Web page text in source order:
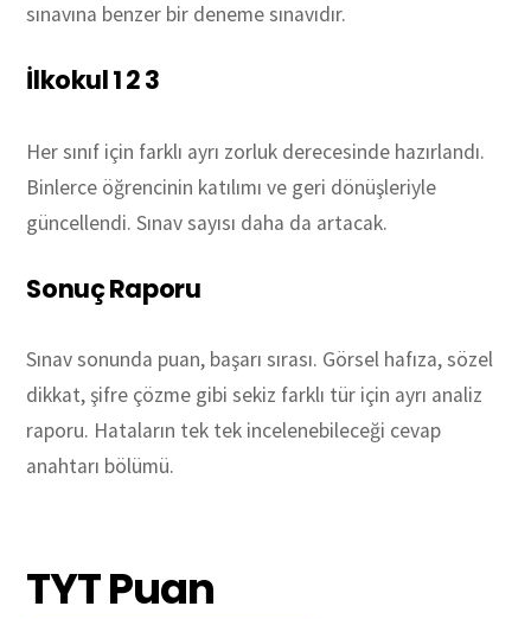
sınavına benzer bir deneme sınavıdır.
İlkokul 1 2 3
Her sınıf için farklı ayrı zorluk derecesinde hazırlandı.
Binlerce öğrencinin katılımı ve geri dönüşleriyle
güncellendi. Sınav sayısı daha da artacak.
Sonuç Raporu
Sınav sonunda puan, başarı sırası. Görsel hafıza, sözel
dikkat, şifre çözme gibi sekiz farklı tür için ayrı analiz
raporu. Hataların tek tek incelenebileceği cevap
anahtarı bölümü.
TYT Puan